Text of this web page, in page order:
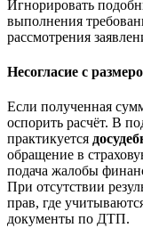
Игнорировать
выполнения
рассмотрения
Несогласие с
Если полученная
оспорить расчёт. В
практикуется
обращение в
подача жалобы
При отсутствии
прав, где
документы по ДТП.